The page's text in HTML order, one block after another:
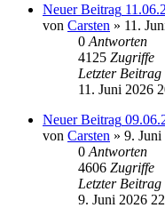
Neuer Beitrag
von Carsten » 11.
0 Antworten
4125 Zugriffe
Letzter Beitrag
11. Juni 2026
Neuer Beitrag
von Carsten » 9.
0 Antworten
4606 Zugriffe
Letzter Beitrag
9. Juni 2026